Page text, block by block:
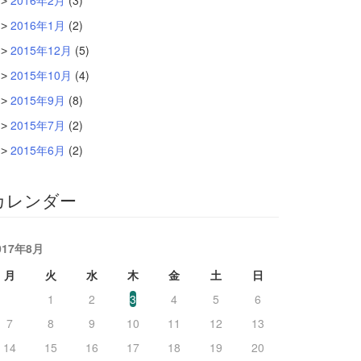
2016年1月 (2)
2015年12月 (5)
2015年10月 (4)
2015年9月 (8)
2015年7月 (2)
2015年6月 (2)
レンダー
年8月
月
火 水 木 金 土
日
1
2 3 4 5
6
7
8 9 10 11 12
13
14
15 16 17 18 19 20